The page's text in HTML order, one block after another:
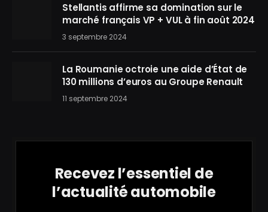
Stellantis affirme sa domination sur le
marché français VP + VUL à fin août 2024
3 septembre 2024
La Roumanie octroie une aide d’État de
130 millions d’euros au Groupe Renault
11 septembre 2024
Recevez l’essentiel de
l’actualité automobile